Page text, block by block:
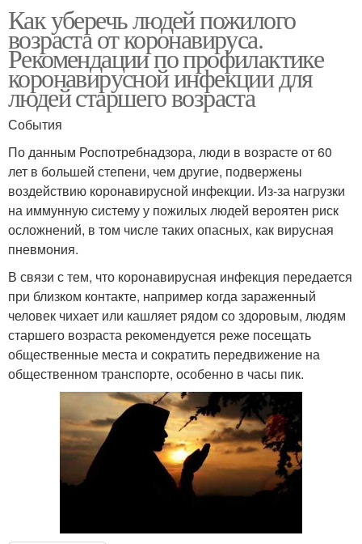
Как уберечь людей пожилого
возраста от коронавируса.
Рекомендации по профилактике
коронавирусной инфекции для
людей старшего возраста
События
По данным Роспотребнадзора, люди в возрасте от 60
лет в большей степени, чем другие, подвержены
воздействию коронавирусной инфекции. Из-за нагрузки
на иммунную систему у пожилых людей вероятен риск
осложнений, в том числе таких опасных, как вирусная
пневмония.
В связи с тем, что коронавирусная инфекция передается
при близком контакте, например когда зараженный
человек чихает или кашляет рядом со здоровым, людям
старшего возраста рекомендуется реже посещать
общественные места и сократить передвижение на
общественном транспорте, особенно в часы пик.